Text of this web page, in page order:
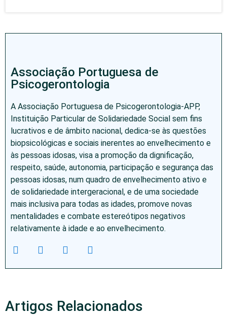
Associação Portuguesa de
Psicogerontologia
A Associação Portuguesa de Psicogerontologia-APP,
Instituição Particular de Solidariedade Social sem fins
lucrativos e de âmbito nacional, dedica-se às questões
biopsicológicas e sociais inerentes ao envelhecimento e
às pessoas idosas, visa a promoção da dignificação,
respeito, saúde, autonomia, participação e segurança das
pessoas idosas, num quadro de envelhecimento ativo e
de solidariedade intergeracional, e de uma sociedade
mais inclusiva para todas as idades, promove novas
mentalidades e combate estereótipos negativos
relativamente à idade e ao envelhecimento.
Artigos Relacionados